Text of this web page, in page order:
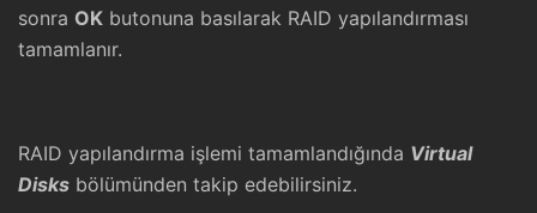
sonra OK butonuna basılarak RAID yapılandırması
tamamlanır.
RAID yapılandırma işlemi tamamlandığında Virtual
Disks bölümünden takip edebilirsiniz.